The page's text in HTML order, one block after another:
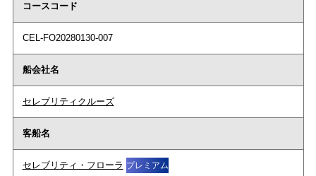
コースコード
CEL-FO20280130-007
船会社名
セレブリティクルーズ
客船名
セレブリティ・フローラ プレミアム